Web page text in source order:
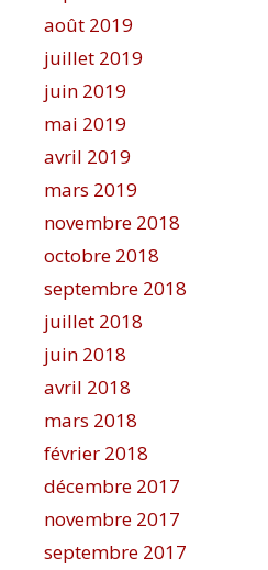
août 2019
juillet 2019
juin 2019
mai 2019
avril 2019
mars 2019
novembre 2018
octobre 2018
septembre 2018
juillet 2018
juin 2018
avril 2018
mars 2018
février 2018
décembre 2017
novembre 2017
septembre 2017